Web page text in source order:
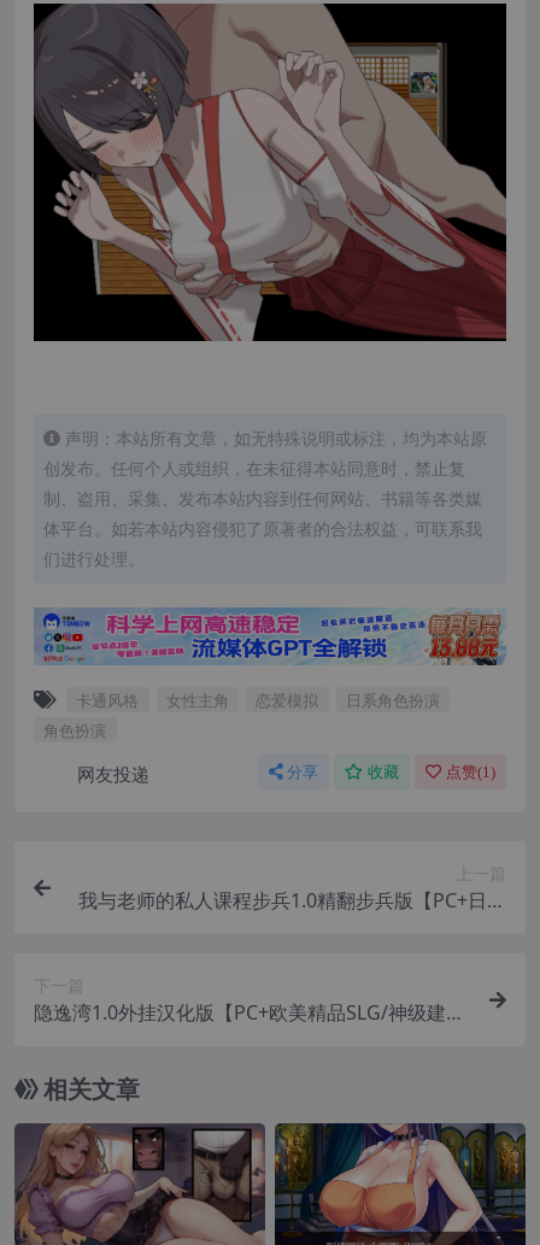
声明：本站所有文章，如无特殊说明或标注，均为本站原
创发布。任何个人或组织，在未征得本站同意时，禁止复
制、盗用、采集、发布本站内容到任何网站、书籍等各类媒
体平台。如若本站内容侵犯了原著者的合法权益，可联系我
们进行处理。
卡通风格 女性主角 恋爱模拟
日系角色扮演
角色扮演
网友投递 分享 收藏 点赞(1)
上一篇
我与老师的私人课程步兵1.0精翻步兵版【PC+日系
下一篇
隐逸湾1.0外挂汉化版【PC+欧美精品SLG/神级建
相关文章